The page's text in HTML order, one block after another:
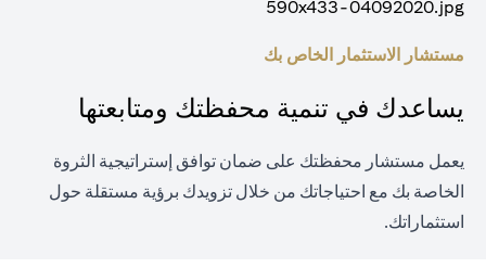
مستشار الاستثمار الخاص بك
يساعدك في تنمية محفظتك ومتابعتها
يعمل مستشار محفظتك على ضمان توافق إستراتيجية الثروة
الخاصة بك مع احتياجاتك من خلال تزويدك برؤية مستقلة حول
استثماراتك.